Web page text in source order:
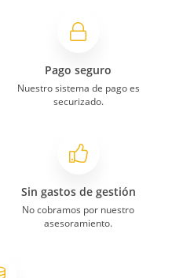
Pago seguro
Nuestro sistema de pago es
securizado.
Sin gastos de gestión
No cobramos por nuestro
asesoramiento.